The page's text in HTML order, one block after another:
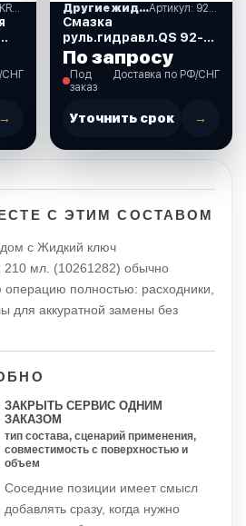
СНГ
→
Другие жидкости, лакокрасочные материалы
Смазка
руль.гидравл.QS 92-
862014Q1 946мл
КАНАДА
По запросу
Под
заказ
Доставка по РФ/СНГ
Уточнить срок →
С ЭТИМ СОСТАВОМ
с Жидкий ключ
мл. (10261282) обычно
полностью: расходники,
для аккуратной замены без
ЗАКРЫТЬ СЕРВИС ОДНИМ
ЗАКАЗОМ
тип состава, сценарий применения,
совместимость с поверхностью и
объем
Соседние позиции имеет смысл
добавлять сразу, когда нужно